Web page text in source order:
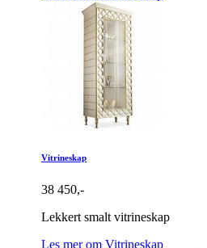
Vitrineskap
38 450,-
Lekkert smalt vitrineskap
Les mer om Vitrineskap